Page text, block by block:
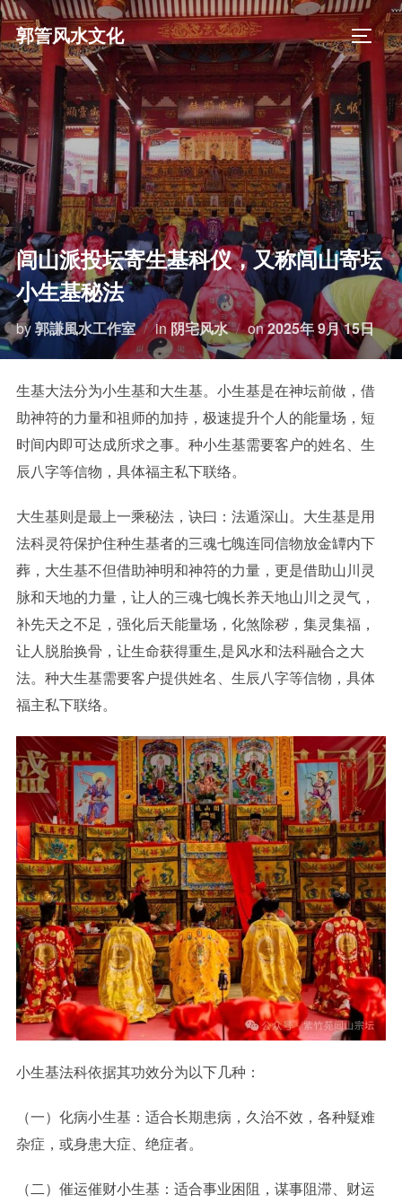
Skip
to
content
郭䇾风水文化
闾山派投坛寄生基科仪，又称闾山寄坛
小生基秘法
by郭謙風水工作室 in阴宅风水 onPosted
on
2025年 9月 15日
生基大法分为小生基和大生基。小生基是在神坛前做，借
助神符的力量和祖师的加持，极速提升个人的能量场，短
时间内即可达成所求之事。种小生基需要客户的姓名、生
辰八字等信物，具体福主私下联络。
大生基则是最上一乘秘法，诀曰：法遁深山。大生基是用
法科灵符保护住种生基者的三魂七魄连同信物放金罈内下
葬，大生基不但借助神明和神符的力量，更是借助山川灵
脉和天地的力量，让人的三魂七魄长养天地山川之灵气，
补先天之不足，强化后天能量场，化煞除秽，集灵集福，
让人脱胎换骨，让生命获得重生,是风水和法科融合之大
法。种大生基需要客户提供姓名、生辰八字等信物，具体
福主私下联络。
小生基法科依据其功效分为以下几种：
（一）化病小生基：适合长期患病，久治不效，各种疑难
杂症，或身患大症、绝症者。
（二）催运催财小生基：适合事业困阻，谋事阻滞、财运